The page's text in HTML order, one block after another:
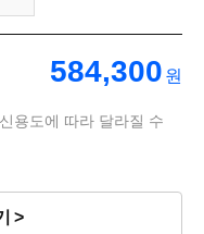
584,300 원
용도에 따라 달라질 수